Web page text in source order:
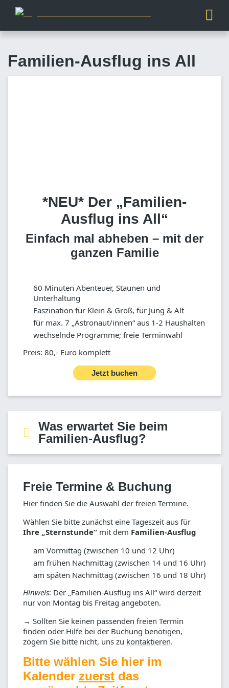
Familien-Ausflug ins All
*NEU* Der „Familien-
Ausflug ins All“
Einfach mal abheben – mit der
ganzen Familie
60 Minuten Abenteuer, Staunen und
Unterhaltung
Faszination für Klein & Groß, für Jung & Alt
für max. 7 „Astronaut/innen“ aus 1-2 Haushalten
wechselnde Programme; freie Terminwahl
Preis: 80,- Euro komplett
Jetzt buchen
Was erwartet Sie beim
Familien-Ausflug?
Familien-Ausflug ins All
Führung (Dauer ca. 1 Stunde, geeignet ab 5
Jahren)
Heute schon was vor? Wie wäre es mit einer
kleinen Reise ins Weltall für die ganze Familie?
Wir starten von der Erde, umkreisen den Mond
Dann geht es weiter zu den Sternen…
„Astronautinnen und Astronauten“ ab 5 Jahren
„Startrampe“: Volkssternwarte München
(Rosenheimer Str. 145h, Nähe Ostbahnhof),
Flugzeit: ca. 1 Stunde, Besatzung: bis 7
Astronaut/innen (groß + klein), Preis komplett:
80,- €
Hier unten geht es weiter zur Buchung…
Stornierungsbedingungen : Bis 48 Stunden vor
Veranstaltungsbeginn ist eine Stornierung jederzeit
möglich. Die Stornierungsgebühr beträgt 2 Euro
Freie Termine & Buchung
Hier finden Sie die Auswahl der freien Termine.
Wählen Sie bitte zunächst eine Tageszeit aus für
Ihre „Sternstunde“ mit dem Familien-Ausflug
am Vormittag (zwischen 10 und 12 Uhr)
am frühen Nachmittag (zwischen 14 und 16 Uhr)
am späten Nachmittag (zwischen 16 und 18 Uhr)
Hinweis: Der „Familien-Ausflug ins All“ wird derzeit
nur von Montag bis Freitag angeboten.
→ Sollten Sie keinen passenden freien Termin
finden oder Hilfe bei der Buchung benötigen,
zögern Sie bitte nicht, uns zu kontaktieren.
Bitte wählen Sie hier im
Kalender zuerst das